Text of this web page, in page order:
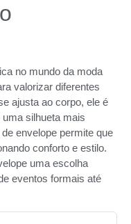
no mundo da moda
valorizar diferentes
ajusta ao corpo, ele é
silhueta mais
envelope permite que
conforto e estilo.
uma escolha
eventos formais até